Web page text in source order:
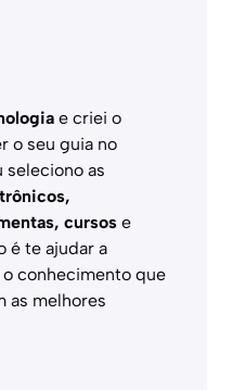
e criei o
o seu guia no
seleciono as
cursos e
é te ajudar a
conhecimento que
as melhores